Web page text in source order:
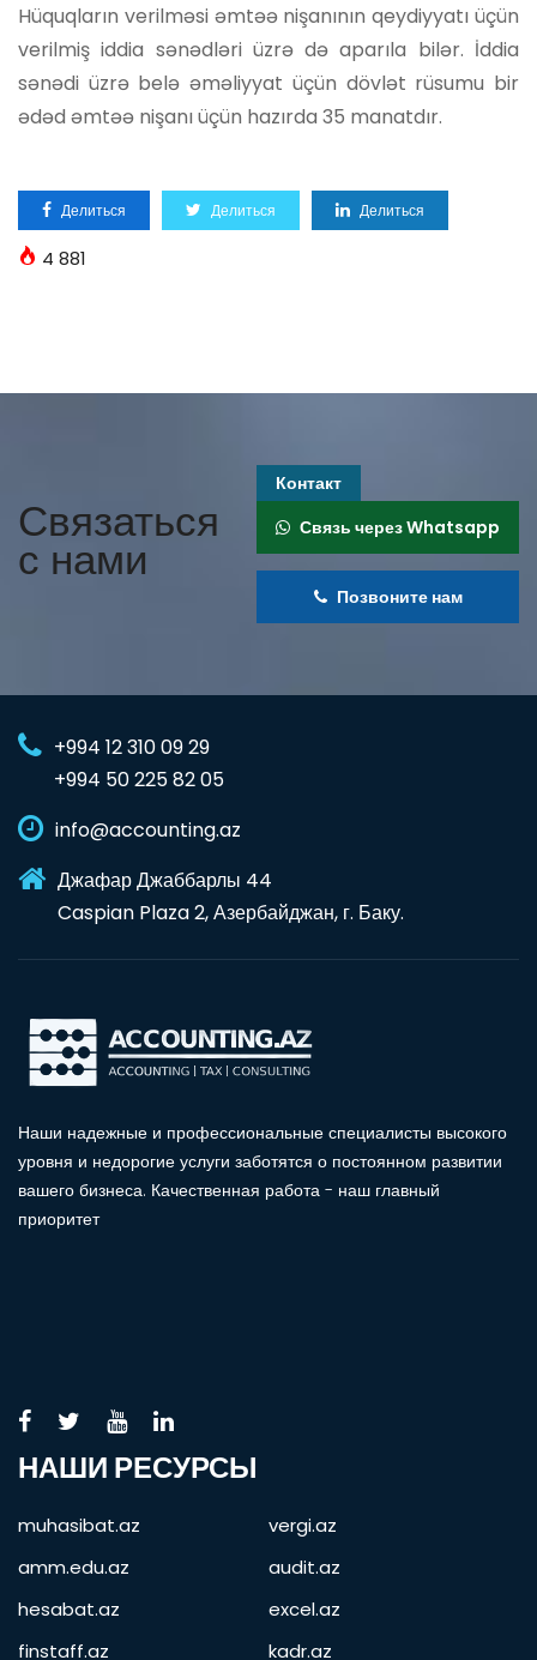
Hüquqların verilməsi əmtəə nişanının qeydiyyatı üçün
verilmiş iddia sənədləri üzrə də aparıla bilər. İddia
sənədi üzrə belə əməliyyat üçün dövlət rüsumu bir
ədəd əmtəə nişanı üçün hazırda 35 manatdır.
Делиться Делиться Делиться
4 881
Связаться
с нами
Контакт
Связь через Whatsapp
Позвоните нам
+994 12 310 09 29
+994 50 225 82 05
info@accounting.az
Джафар Джаббарлы 44
Caspian Plaza 2, Азербайджан, г. Баку.
Наши надежные и профессиональные специалисты высокого
уровня и недорогие услуги заботятся о постоянном развитии
вашего бизнеса. Качественная работа - наш главный
приоритет
НАШИ РЕСУРСЫ
muhasibat.az
vergi.az
amm.edu.az
audit.az
hesabat.az
excel.az
finstaff.az
kadr.az